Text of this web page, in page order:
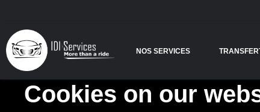
NOS SERVICES
Cookies on our